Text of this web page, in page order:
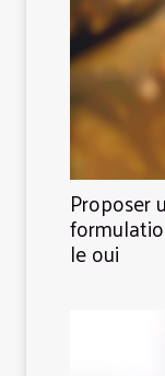
Proposer
le oui